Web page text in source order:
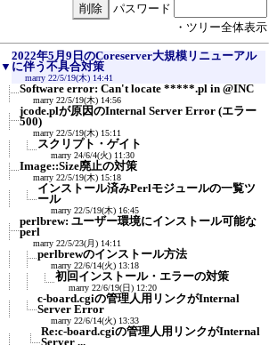
パスワード
・ツリー全体表示
▼
2022年5月9日のCoreserver大規模リニューアル
に伴う不具合対策
marry 22/5/19(木) 14:41
Software error: Can't locate *****.pl in @INC
marry 22/5/19(木) 14:56
jcode.plが原因のInternal Server Error (エラー
500)
marry 22/5/19(木) 15:11
スクリプト・ゲイト
marry 24/6/4(火) 11:30
Image::Size廃止の対策
marry 22/5/19(木) 15:18
インストール済みPerlモジュールの一覧ツ
ール
marry 22/5/19(木) 16:45
perlbrew: ユーザー環境にインストール可能な
perl
marry 22/5/23(月) 14:11
perlbrewのインストール方法
marry 22/6/14(火) 13:18
初回インストール・エラーの対策
marry 22/6/19(日) 12:20
c-board.cgiの管理人用リンクがInternal
Server Error
marry 22/6/14(火) 13:33
Re:c-board.cgiの管理人用リンクがInternal
Server ...